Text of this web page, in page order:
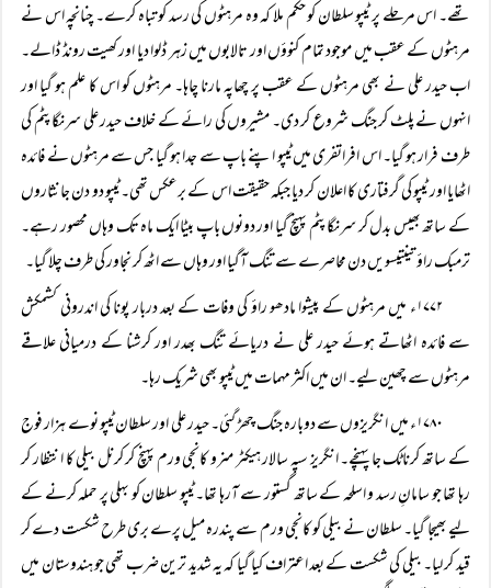
تھے۔ اس مرحلے پر ٹیپو سلطان کو حکم ملا کہ وہ مرہٹوں کی رسد کو تباہ کرے۔ چنانچہ اس نے
مرہٹوں کے عقب میں موجود تمام کنوؤں اور تالابوں میں زہر ڈلوا دیا اور کھیت رونڈ ڈالے۔
اب حیدر علی نے بھی مرہٹوں کے عقب پر چھاپہ مارنا چاہا۔ مرہٹوں کو اس کا علم ہو گیا اور
انہوں نے پلٹ کر جنگ شروع کر دی۔ مشیروں کی رائے کے خلاف حیدر علی سرنگا پٹم کی
طرف فرار ہو گیا۔ اس افراتفری میں ٹیپو اپنے باپ سے جدا ہو گیا جس سے مرہٹوں نے فائدہ
اٹھایا اور ٹیپو کی گرفتاری کا اعلان کر دیا جبکہ حقیقت اس کے برعکس تھی۔ ٹیپو دو دن جانثاروں
کے ساتھ بھیس بدل کر سرنگا پٹم پہنچ گیا اور دونوں باپ بیٹا ایک ماہ تک وہاں محصور رہے۔
ترمبک راؤ تینتیسویں دن محاصرے سے تنگ آگیا اور وہاں سے اٹھ کر نجاور کی طرف چلا گیا۔
۱۷۷۲ء میں مرہٹوں کے پیشوا مادھو راؤ کی وفات کے بعد دربار پونا کی اندرونی کشمکش
سے فائدہ اٹھاتے ہوئے حیدر علی نے دریائے تنگ بھدر اور کرشنا کے درمیانی علاقے
مرہٹوں سے چھین لیے۔ ان میں اکثر مہمات میں ٹیپو بھی شریک رہا۔
۱۷۸۰ء میں انگریزوں سے دوبارہ جنگ چھڑ گئی۔ حیدر علی اور سلطان ٹیپو نوے ہزار فوج
کے ساتھ کرناٹک جا پہنچے۔ انگریز سپہ سالار ہیکٹر منرو کانجی ورم پہنچ کر کرنل بیلی کا انتظار کر
رہا تھا جو سامانِ رسد و اسلحہ کے ساتھ گستور سے آرہا تھا۔ ٹیپو سلطان کو بہلی پر حملہ کرنے کے
لیے بھیجا گیا۔ سلطان نے بیلی کو کانجی ورم سے پندرہ میل پرے بری طرح شکست دے کر
قید کر لیا۔ بیلی کی شکست کے بعد اعتراف کیا گیا کہ یہ شدید ترین ضرب تھی جو ہندوستان میں